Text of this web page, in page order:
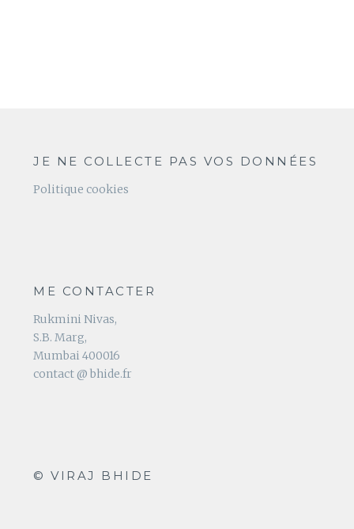
JE NE COLLECTE PAS VOS DONNÉES
Politique cookies
ME CONTACTER
Rukmini Nivas,
S.B. Marg,
Mumbai 400016
contact @ bhide.fr
© VIRAJ BHIDE